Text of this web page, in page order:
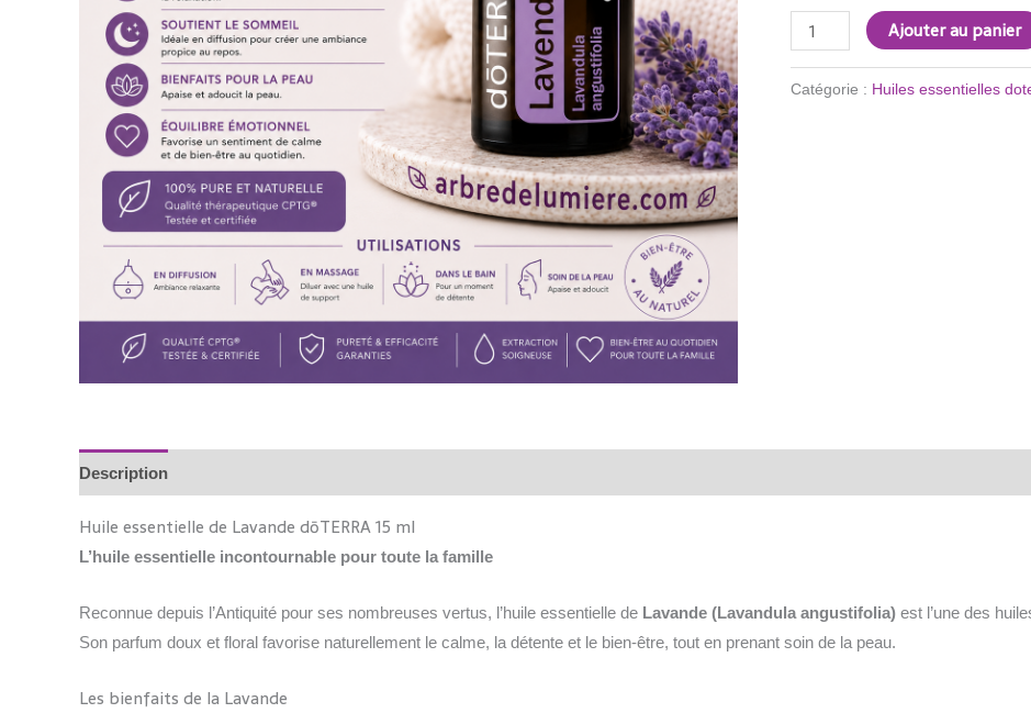
Ajouter au panier
Catégorie : Huiles essentielles
Description
Huile essentielle de Lavande dōTERRA 15 ml
L’huile essentielle incontournable pour toute la famille
Reconnue depuis l’Antiquité pour ses nombreuses vertus, l’huile essentielle de Lavande (Lavandula angustifolia) est l’une des
Son parfum doux et floral favorise naturellement le calme, la détente et le bien-être, tout en prenant soin de la peau.
Les bienfaits de la Lavande